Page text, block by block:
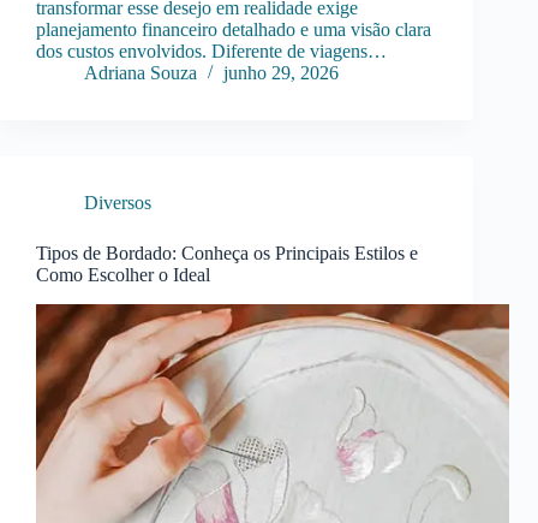
transformar esse desejo em realidade exige
planejamento financeiro detalhado e uma visão clara
dos custos envolvidos. Diferente de viagens…
Adriana Souza
junho 29, 2026
Diversos
Tipos de Bordado: Conheça os Principais Estilos e
Como Escolher o Ideal